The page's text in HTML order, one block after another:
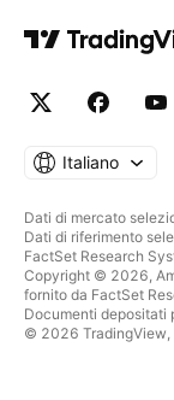
Italiano
Dati di mercato
Dati di riferimento
FactSet Research
Copyright © 2026,
fornito da FactSet
Documenti depositati
© 2026 TradingView,